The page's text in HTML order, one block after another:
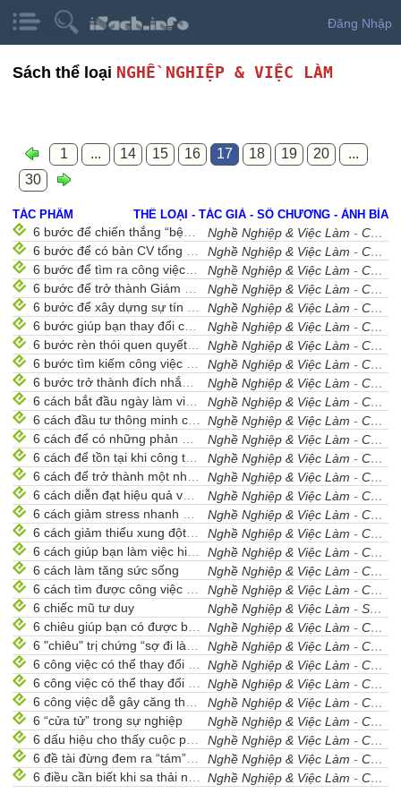
Đăng Nhập
Sách thể loại NGHỀ NGHIỆP & VIỆC LÀM
1 ... 14 15 16 17 18 19 20
...
30
TÁC PHẨM THỂ LOẠI - TÁC GIẢ - SỐ CHƯƠNG - ẢNH BÌA
6 bước để chiến thắng “bệnh” lưỡng lự Nghề Nghiệp & Việc Làm -Cẩm Nang Nghề Nghiệp
6 bước để có bản CV tổng hợp hoàn hảo
Nghề Nghiệp & Việc Làm -Cẩm Nang Nghề Nghiệp
6 bước để tìm ra công việc bạn thật sự mong muốn
Nghề Nghiệp & Việc Làm -Cẩm Nang Nghề Nghiệp
6 bước để trở thành Giám đốc PR
Nghề Nghiệp & Việc Làm -Cẩm Nang Nghề Nghiệp
6 bước để xây dựng sự tín nhiệm nơi công sở
Nghề Nghiệp & Việc Làm -Cẩm Nang Nghề Nghiệp
6 bước giúp bạn thay đổi công việc thành công
Nghề Nghiệp & Việc Làm -Cẩm Nang Nghề Nghiệp
6 bước rèn thói quen quyết đoán trong công việc
Nghề Nghiệp & Việc Làm -Cẩm Nang Nghề Nghiệp
6 bước tìm kiếm công việc hoàn hảo
Nghề Nghiệp & Việc Làm -Cẩm Nang Nghề Nghiệp
6 bước trở thành đích nhắm của người lao động
Nghề Nghiệp & Việc Làm -Cẩm Nang Nghề Nghiệp
6 cách bắt đầu ngày làm việc mới
Nghề Nghiệp & Việc Làm -Cẩm Nang Nghề Nghiệp
6 cách đầu tư thông minh cho sự nghiệp
Nghề Nghiệp & Việc Làm -Cẩm Nang Nghề Nghiệp
6 cách để có những phản hồi từ khách
Nghề Nghiệp & Việc Làm -Cẩm Nang Nghề Nghiệp
6 cách để tồn tại khi công ty sát nhập
Nghề Nghiệp & Việc Làm -Cẩm Nang Nghề Nghiệp
6 cách để trở thành một nhà quản lý giỏi.
Nghề Nghiệp & Việc Làm -Cẩm Nang Nghề Nghiệp
6 cách diễn đạt hiệu quả với cấp dưới
Nghề Nghiệp & Việc Làm -Cẩm Nang Nghề Nghiệp
6 cách giảm stress nhanh ở công sở
Nghề Nghiệp & Việc Làm -Cẩm Nang Nghề Nghiệp
6 cách giảm thiểu xung đột với đồng nghiệp
Nghề Nghiệp & Việc Làm -Cẩm Nang Nghề Nghiệp
6 cách giúp bạn làm việc hiệu quả hơn
Nghề Nghiệp & Việc Làm -Cẩm Nang Nghề Nghiệp
6 cách làm tăng sức sống
Nghề Nghiệp & Việc Làm -Cẩm Nang Nghề Nghiệp
6 cách tìm được công việc hoàn hảo
Nghề Nghiệp & Việc Làm -Cẩm Nang Nghề Nghiệp
6 chiếc mũ tư duy
Nghề Nghiệp & Việc Làm -Sưu Tầm
6 chiêu giúp bạn có được bộ hồ sơ lý tưởng
Nghề Nghiệp & Việc Làm -Cẩm Nang Nghề Nghiệp
6 "chiêu" trị chứng “sợ đi làm”
Nghề Nghiệp & Việc Làm -Cẩm Nang Nghề Nghiệp
6 công việc có thể thay đổi cuộc sống của bạn (Phần 1)
Nghề Nghiệp & Việc Làm -Cẩm Nang Nghề Nghiệp
6 công việc có thể thay đổi cuộc sống của bạn (Phần 2)
Nghề Nghiệp & Việc Làm -Cẩm Nang Nghề Nghiệp
6 công việc dễ gây căng thẳng
Nghề Nghiệp & Việc Làm -Cẩm Nang Nghề Nghiệp
6 “cửa tử” trong sự nghiệp
Nghề Nghiệp & Việc Làm -Cẩm Nang Nghề Nghiệp
6 dấu hiệu cho thấy cuộc phỏng vấn của bạn khá thành công
Nghề Nghiệp & Việc Làm -Cẩm Nang Nghề Nghiệp
6 đề tài đừng đem ra “tám” ở công sở
Nghề Nghiệp & Việc Làm -Cẩm Nang Nghề Nghiệp
6 điều cần biết khi sa thải nhân viên
Nghề Nghiệp & Việc Làm -Cẩm Nang Nghề Nghiệp